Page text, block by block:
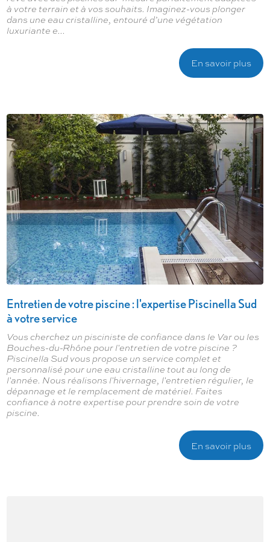
à votre terrain et à vos souhaits. Imaginez-vous plonger
dans une eau cristalline, entouré d’une végétation
luxuriante e...
En savoir plus
Entretien de votre piscine : l'expertise Piscinella Sud
à votre service
Vous cherchez un pisciniste de confiance dans le Var ou les
Bouches-du-Rhône pour l'entretien de votre piscine ?
Piscinella Sud vous propose un service complet et
personnalisé pour une eau cristalline tout au long de
l'année. Nous réalisons l'hivernage, l'entretien régulier, le
dépannage et le remplacement de matériel. Faites
confiance à notre expertise pour prendre soin de votre
piscine.
En savoir plus